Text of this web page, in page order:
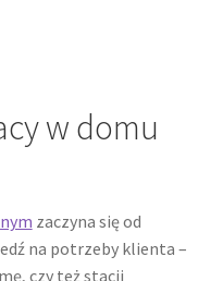
w domu
zaczyna się od
na potrzeby klienta –
czy też stacji